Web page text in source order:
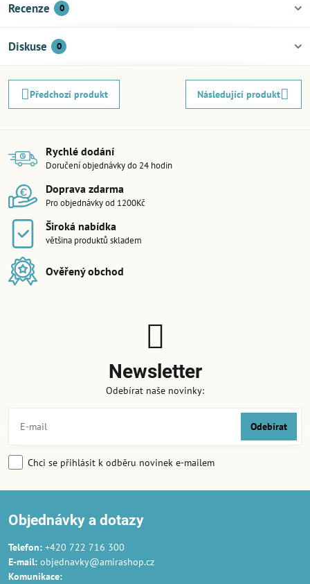
Recenze 0
Diskuse 0
Předchozí produkt Následující produkt
Rychlé dodání
Doručení objednávky do 24 hodin
Doprava zdarma
Pro objednávky od 1200Kč
Široká nabídka
většina produktů skladem
Ověřený obchod
Newsletter
Odebírat naše novinky:
Odebírat
Chci se přihlásit k odběru novinek e-mailem
Objednávky a dotazy
Telefon: +420 722 716 300
E-mail: objednavky@amirashop.cz
Komunikace: